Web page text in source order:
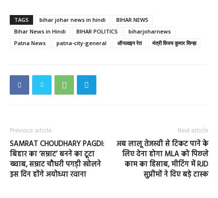
TAGS bihar johar news in hindi
BIHAR NEWS
Bihar News in Hindi
BIHAR POLITICS
biharjoharnews
Patna News
patna-city-general ऑनलाइन रेत मंत्री विजय कुमार सिन्हा
Previous article
SAMRAT CHOUDHARY PAGDI:
बिहार का ‘सम्राट’ बनने का टूटा
ख्वाब, सम्राट चौधरी पगड़ी खोलने
इस दिन होंगे अयोध्या रवाना
Next article
अब लालू तेजस्वी से टिकट पाने के
लिए देना होगा MLA को पिछले
काम का हिसाब, मीटिंग में RJD
सुप्रीमों ने दिए बड़े टास्क